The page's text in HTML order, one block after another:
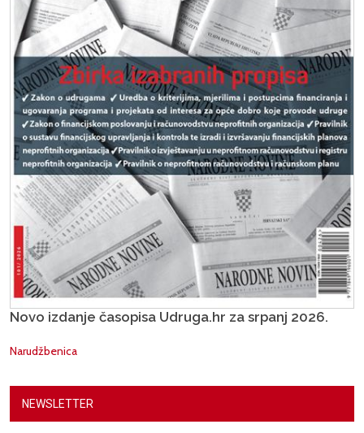
Novo izdanje časopisa Udruga.hr za srpanj 2026.
Narudžbenica
NEWSLETTER